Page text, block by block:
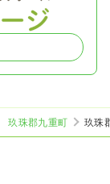
玖珠郡九重町
玖珠